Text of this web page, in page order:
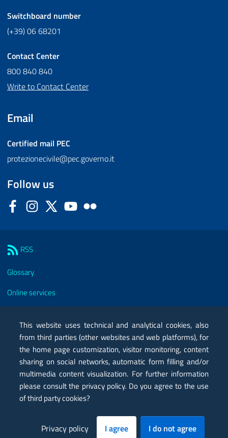
Switchboard number
(+39) 06 68201
Contact Center
800 840 840
Write to Contact Center
Email
Certified mail PEC
protezionecivile@pec.governo.it
Follow us
FacebookInstagram
Twitter YouTube
RSS
Glossary
Online services
Certified mail PEC
Privacy
Legal notes
Contacts
Accessibility statement
This website uses technical and analytical cookies, also
from third parties (other websites and web platforms), for
the home page customization, visitor monitoring, content
sharing on social networks, automatic form filling and/or
multimedia content visualization. For further information
please consult the privacy policy. Do you agree to the use
of third party cookies?
Privacy policy I agree I do not agree